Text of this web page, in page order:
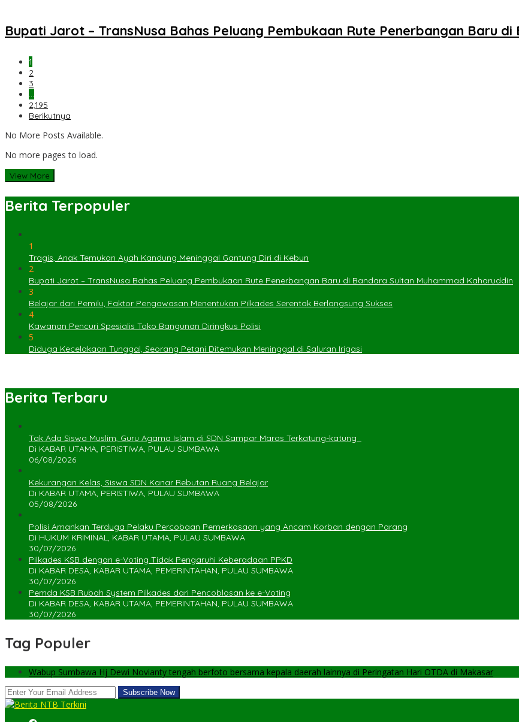
Bupati Jarot – TransNusa Bahas Peluang Pembukaan Rute Penerbangan Baru
1
2
3
…
2,195
Berikutnya
No More Posts Available.
No more pages to load.
View More
Berita Terpopuler
1
Tragis, Anak Temukan Ayah Kandung Meninggal Gantung Diri di Kebun
2
Bupati Jarot – TransNusa Bahas Peluang Pembukaan Rute Penerbangan Baru di Bandara Sultan Muhammad Kaharuddin
3
Belajar dari Pemilu, Faktor Pengawasan Menentukan Pilkades Serentak Berlangsung Sukses
4
Kawanan Pencuri Spesialis Toko Bangunan Diringkus Polisi
5
Diduga Kecelakaan Tunggal, Seorang Petani Ditemukan Meninggal di Saluran Irigasi
Berita Terbaru
Tak Ada Siswa Muslim, Guru Agama Islam di SDN Sampar Maras Terkatung-katung ‎
Di KABAR UTAMA, PERISTIWA, PULAU SUMBAWA
06/08/2026
Kekurangan Kelas, Siswa SDN Kanar Rebutan Ruang Belajar
Di KABAR UTAMA, PERISTIWA, PULAU SUMBAWA
05/08/2026
Polisi Amankan Terduga Pelaku Percobaan Pemerkosaan yang Ancam Korban dengan Parang
Di HUKUM KRIMINAL, KABAR UTAMA, PULAU SUMBAWA
30/07/2026
Pilkades KSB dengan e-Voting Tidak Pengaruhi Keberadaan PPKD
Di KABAR DESA, KABAR UTAMA, PEMERINTAHAN, PULAU SUMBAWA
30/07/2026
Pemda KSB Rubah System Pilkades dari Pencoblosan ke e-Voting
Di KABAR DESA, KABAR UTAMA, PEMERINTAHAN, PULAU SUMBAWA
30/07/2026
Tag Populer
Wabup Sumbawa Hj Dewi Novianty tengah berfoto bersama kepala daerah lainnya di Peringatan Hari OTDA di Makasar